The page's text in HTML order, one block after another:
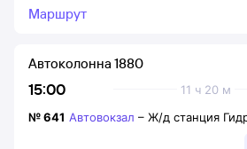
Маршрут
15:00 11 ч 20 м
Автоколонна 1880
№641 Автовокзал – Ж/д станция